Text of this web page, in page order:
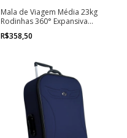
Mala de Viagem Média 23kg
Rodinhas 360° Expansiva
Florença
R$358,50